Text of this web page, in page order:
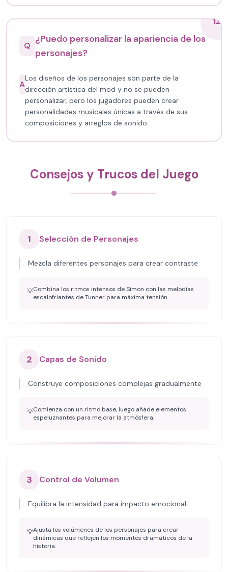
12
Q
¿Puedo personalizar la apariencia de los
personajes?
A
Los diseños de los personajes son parte de la
dirección artística del mod y no se pueden
personalizar, pero los jugadores pueden crear
personalidades musicales únicas a través de sus
composiciones y arreglos de sonido.
Consejos y Trucos del Juego
1 Selección de Personajes
Mezcla diferentes personajes para crear contraste
💡Combina los ritmos intensos de Simon con las melodías
escalofriantes de Tunner para máxima tensión.
2 Capas de Sonido
Construye composiciones complejas gradualmente
💡Comienza con un ritmo base, luego añade elementos
espeluznantes para mejorar la atmósfera.
3 Control de Volumen
Equilibra la intensidad para impacto emocional
💡Ajusta los volúmenes de los personajes para crear
dinámicas que reflejen los momentos dramáticos de la
historia.